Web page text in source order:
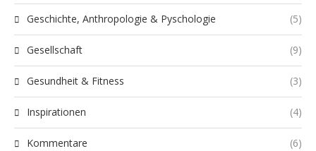
Geschichte, Anthropologie & Pyschologie (5)
Gesellschaft (9)
Gesundheit & Fitness (3)
Inspirationen (4)
Kommentare (6)